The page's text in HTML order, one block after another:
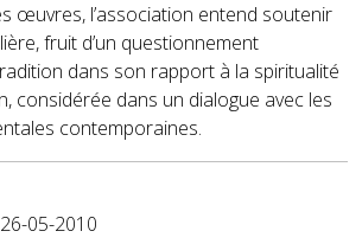
œuvres, l’association entend soutenir
fruit d’un questionnement
dans son rapport à la spiritualité
considérée dans un dialogue avec les
contemporaines.
05-2010